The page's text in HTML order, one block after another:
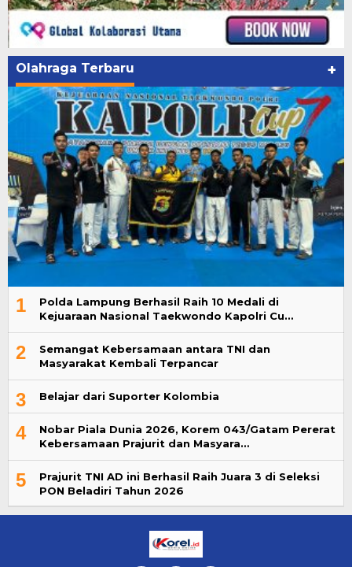
Olahraga Terbaru +
1
Polda Lampung Berhasil Raih 10 Medali di
Kejuaraan Nasional Taekwondo Kapolri Cu…
2
Semangat Kebersamaan antara TNI dan
Masyarakat Kembali Terpancar
3 Belajar dari Suporter Kolombia
4
Nobar Piala Dunia 2026, Korem 043/Gatam Pererat
Kebersamaan Prajurit dan Masyara…
5
Prajurit TNI AD ini Berhasil Raih Juara 3 di Seleksi
PON Beladiri Tahun 2026